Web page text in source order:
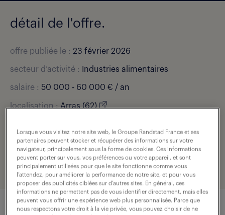
détail de l'offre.
offre publiée le : 23 février 2026
secteur d’activité : Industries alimentaires
salaire : 50 000 - 60 000 € / an
localisation :Arras (62)
expérience :5 année(s)
référence de l'offre :307-K16-R000728_04R
Lorsque vous visitez notre site web, le Groupe Randstad France et ses
partenaires peuvent stocker et récupérer des informations sur votre
navigateur, principalement sous la forme de cookies. Ces informations
peuvent porter sur vous, vos préférences ou votre appareil, et sont
principalement utilisées pour que le site fonctionne comme vous
l’attendez, pour améliorer la performance de notre site, et pour vous
proposer des publicités ciblées sur d’autres sites. En général, ces
informations ne permettent pas de vous identifier directement, mais elles
peuvent vous offrir une expérience web plus personnalisée. Parce que
nous respectons votre droit à la vie privée, vous pouvez choisir de ne